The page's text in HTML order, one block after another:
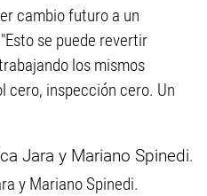
cambio futuro a un
se puede revertir
los mismos
cero, inspección cero. Un
y Mariano Spinedi.